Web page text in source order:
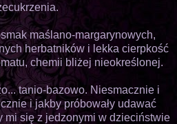
maślano-margarynowych,
herbatników i lekka cierpkość
chemii bliżej nieokreślonej.
tanio-bazowo. Niesmacznie i
i jakby próbowały udawać
mi się z jedzonymi w dzieciństwie